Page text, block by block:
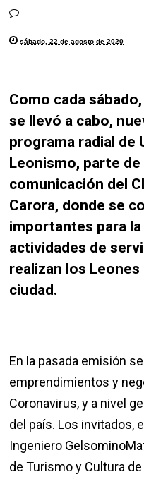
sábado, 22 de agosto de 2020
Como cada
se llevó a cabo,
programa radial de
Leonismo, parte
comunicación del
Carora, donde se
importantes para
actividades de
realizan los
ciudad.
En la pasada emisión
emprendimientos y
Coronavirus, y a nivel
del país. Los invitados,
Ingeniero
de Turismo y Cultura